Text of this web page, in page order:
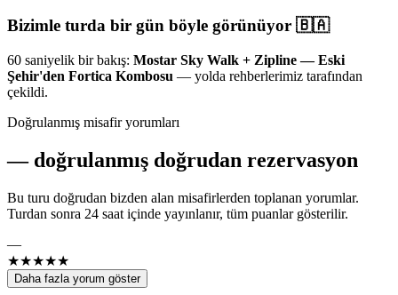
Bizimle turda bir gün böyle görünüyor 🇧🇦
60 saniyelik bir bakış: Mostar Sky Walk + Zipline — Eski
Şehir'den Fortica Kombosu — yolda rehberlerimiz tarafından
çekildi.
Doğrulanmış misafir yorumları
—doğrulanmış doğrudan rezervasyon
Bu turu doğrudan bizden alan misafirlerden toplanan yorumlar.
Turdan sonra 24 saat içinde yayınlanır, tüm puanlar gösterilir.
—
★★★★★
Daha fazla yorum göster